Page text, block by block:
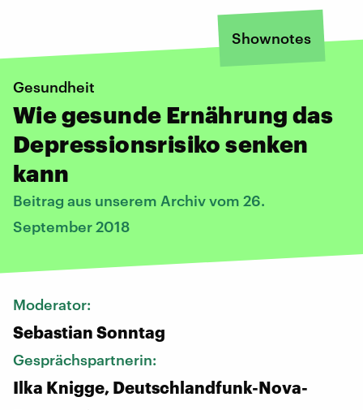
Shownotes
Gesundheit
Wie gesunde Ernährung das
Depressionsrisiko senken
kann
Beitrag aus unserem Archiv vom 26.
September 2018
Moderator:
Sebastian Sonntag
Gesprächspartnerin:
Ilka Knigge, Deutschlandfunk-Nova-